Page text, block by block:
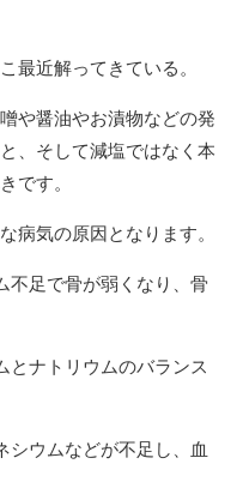
最近解ってきている。
や醤油やお漬物などの発
、そして減塩ではなく本
です。
病気の原因となります。
不足で骨が弱くなり、骨
ナトリウムのバランス
ウムなどが不足し、血